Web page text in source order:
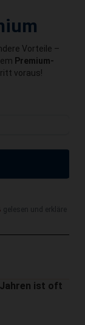
Vorteile –
Premium-
voraus!
gelesen und erkläre
ist oft